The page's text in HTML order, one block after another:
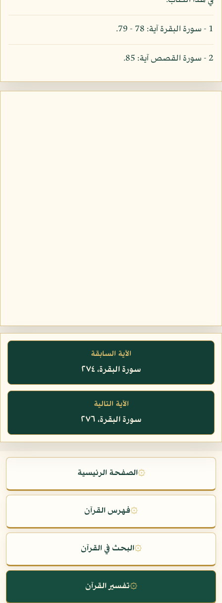
1 - سورة البقرة آية: 78 - 79.
2 - سورة القصص آية: 85.
الآية السابقة
سورة البقرة، ٢٧٤
الآية التالية
سورة البقرة، ٢٧٦
۞الصفحة الرئيسية
۞فهرس القرآن
۞البحث في القرآن
۞تفسير القرآن